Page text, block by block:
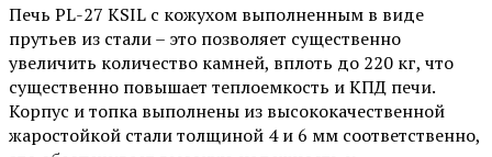
Печь PL-27 KSIL с кожухом выполненным в виде
прутьев из стали – это позволяет существенно
увеличить количество камней, вплоть до 220 кг, что
существенно повышает теплоемкость и КПД печи.
Корпус и топка выполнены из высококачественной
жаростойкой стали толщиной 4 и 6 мм соответственно,